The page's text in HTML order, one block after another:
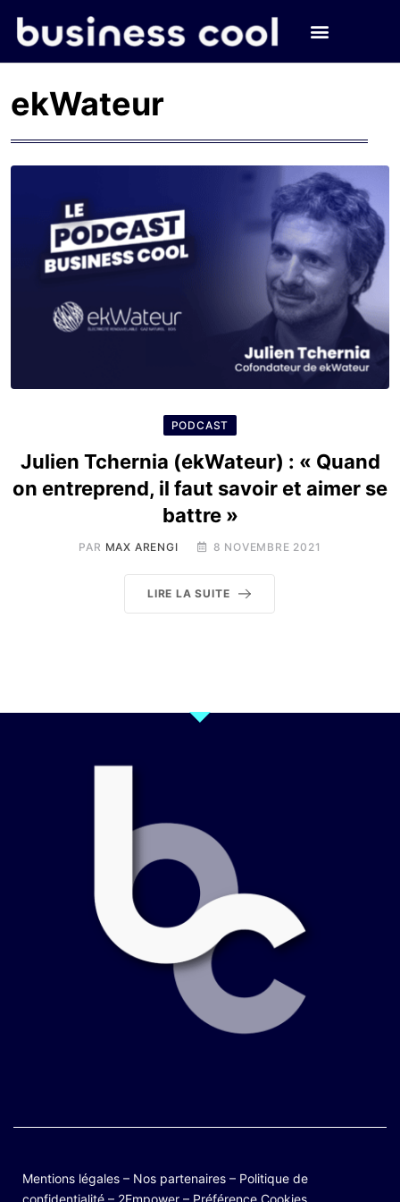
ekWateur
PODCAST
Julien Tchernia (ekWateur) : « Quand
on entreprend, il faut savoir et aimer se
battre »
PAR MAX ARENGI 8 NOVEMBRE 2021
LIRE LA SUITE
Mentions légales – Nos partenaires – Politique de
confidentialité – 2Empower – Préférence Cookies